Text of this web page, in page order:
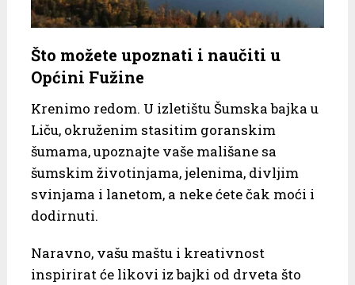
Što možete upoznati i naučiti u
Općini Fužine
Krenimo redom. U izletištu Šumska bajka u
Liču, okruženim stasitim goranskim
šumama, upoznajte vaše mališane sa
šumskim životinjama, jelenima, divljim
svinjama i lanetom, a neke ćete čak moći i
dodirnuti.
Naravno, vašu maštu i kreativnost
inspirirat će likovi iz bajki od drveta što